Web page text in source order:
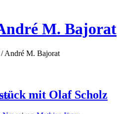
M. Bajorat
/ André M. Bajorat
mit Olaf Scholz